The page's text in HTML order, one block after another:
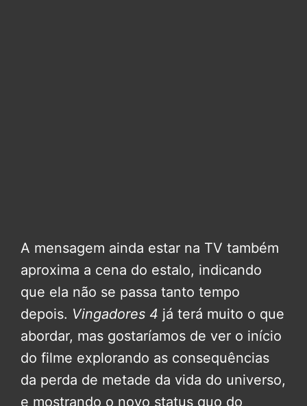
A mensagem ainda estar na TV também
aproxima a cena do estalo, indicando
que ela não se passa tanto tempo
depois. Vingadores 4 já terá muito o que
abordar, mas gostaríamos de ver o início
do filme explorando as consequências
da perda de metade da vida do universo,
e mostrando o novo status quo do